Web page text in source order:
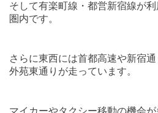
そして有楽町線・都営新宿線が
圏内です。
さらに東西には首都高速や新宿
外苑東通りが走っています。